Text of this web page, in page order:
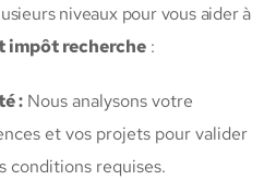
niveaux pour vous aider à
impôt recherche:
: Nous analysons votre
et vos projets pour valider
conditions requises.